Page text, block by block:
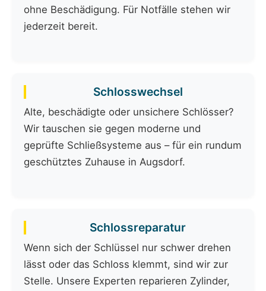
ohne Beschädigung. Für Notfälle stehen wir
jederzeit bereit.
Schlosswechsel
Alte, beschädigte oder unsichere Schlösser?
Wir tauschen sie gegen moderne und
geprüfte Schließsysteme aus – für ein rundum
geschütztes Zuhause in Augsdorf.
Schlossreparatur
Wenn sich der Schlüssel nur schwer drehen
lässt oder das Schloss klemmt, sind wir zur
Stelle. Unsere Experten reparieren Zylinder,